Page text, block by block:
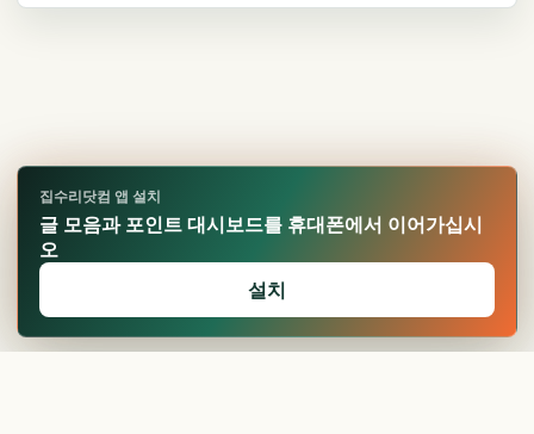
집수리닷컴 앱 설치
글 모음과 포인트 대시보드를 휴대폰에서 이어가십시
오
설치